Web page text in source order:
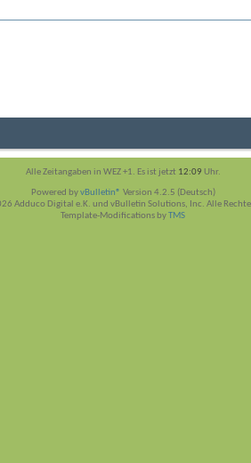
Alle Zeitangaben in WEZ +1. Es ist jetzt 12:09 Uhr.
Powered byvBulletin® Version 4.2.5 (Deutsch)
Adduco Digital e.K. und vBulletin Solutions, Inc. Alle
Template-Modifications byTMS